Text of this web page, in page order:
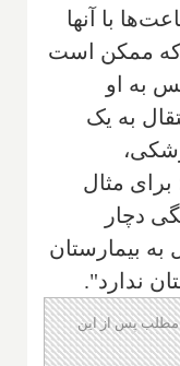
با آنها
كه ممكن است
به او
به یک
برای مثال
دچار
به بیمارستان
ندارد".
مطلب پس از این